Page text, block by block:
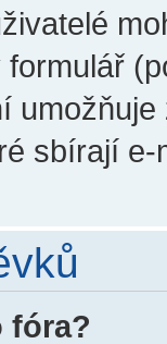
sbírají e-
fóra?